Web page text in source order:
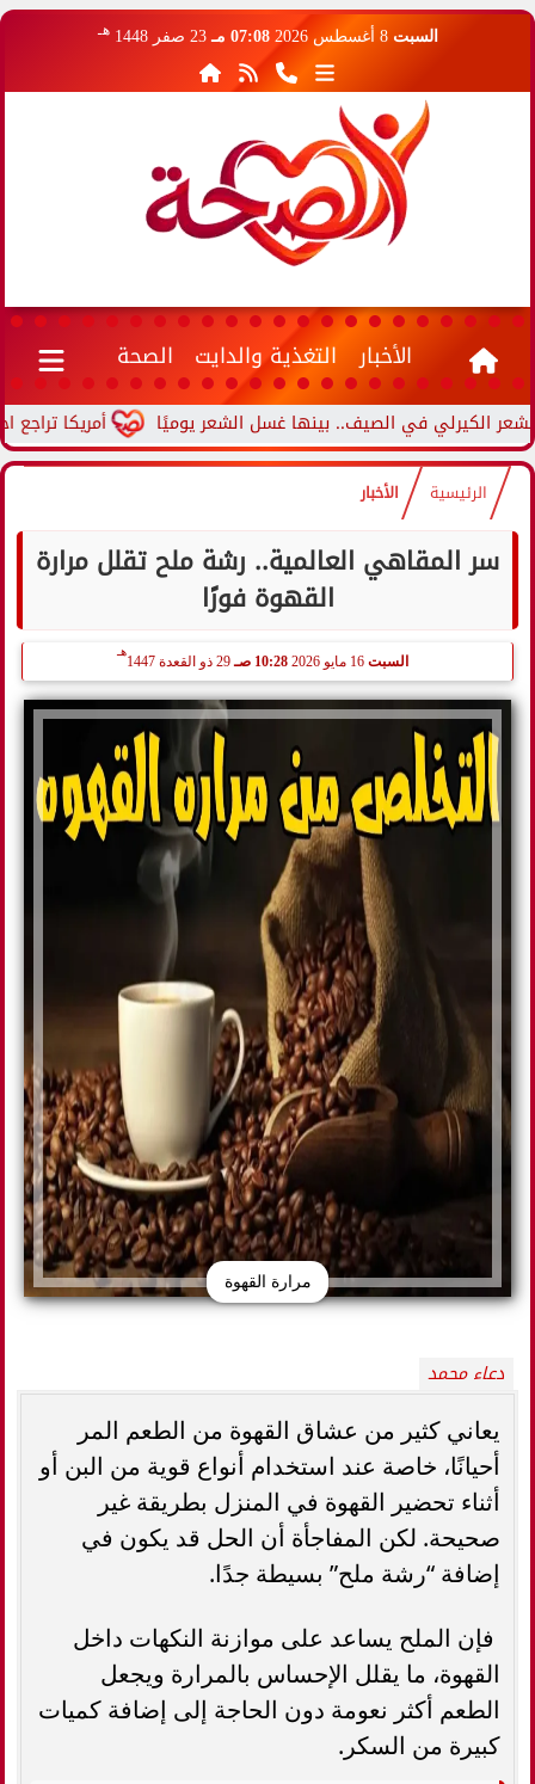
السبت 8 أغسطس 2026 07:08 مـ 23 صفر 1448 هـ
الأخبار التغذية والدايت الصحة
أمريكا تراجع اختبارًا للكشف
الرئيسية الأخبار
سر المقاهي العالمية.. رشة ملح تقلل مرارة
القهوة فورًا
السبت 10:28 صـ 29 ذو القعدة 1447
هـ
مرارة القهوة
دعاء محمد
يعاني كثير من عشاق القهوة من الطعم المر
أحيانًا، خاصة عند استخدام أنواع قوية من البن أو
أثناء تحضير القهوة في المنزل بطريقة غير
صحيحة. لكن المفاجأة أن الحل قد يكون في
إضافة “رشة ملح” بسيطة جدًا.
فإن الملح يساعد على موازنة النكهات داخل
القهوة، ما يقلل الإحساس بالمرارة ويجعل
الطعم أكثر نعومة دون الحاجة إلى إضافة كميات
كبيرة من السكر.